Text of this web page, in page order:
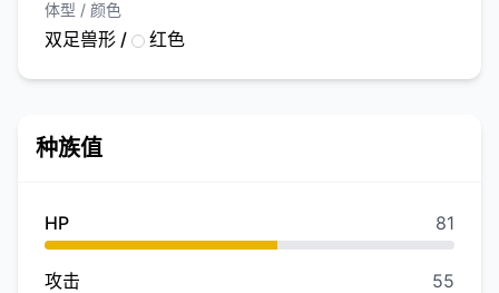
体型 / 颜色
双足兽形 / 红色
种族值
HP 81
攻击 55